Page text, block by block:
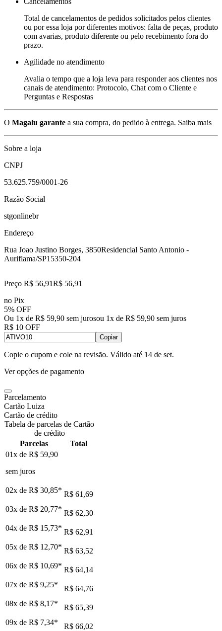
Total de cancelamentos de pedidos solicitados pelos clientes
ou por essa loja por diferentes motivos: falta de peças, produto
com avarias, produto diferente ou pelo recebimento fora do
prazo.
Agilidade no atendimento
Avalia o tempo que a loja leva para responder aos clientes nos
canais de atendimento: Protocolo, Chat com o Cliente e
Perguntas e Respostas
O Magalu garante a sua compra, do pedido à entrega. Saiba mais
Sobre a loja
CNPJ
53.625.759/0001-26
Razão Social
stgonlinebr
Endereço
Rua Joao Justino Borges, 3850Residencial Santo Antonio -
Auriflama/SP15350-204
Preço R$ 56,91R$ 56,91
no Pix
5% OFF
Ou 1x de R$ 59,90 sem jurosou 1x de R$ 59,90 sem juros
R$ 10 OFF
Copiar
Copie o cupom e cole na revisão. Válido até 14 de set.
Ver opções de pagamento
Parcelamento
Cartão Luiza
Cartão de crédito
Tabela de parcelas de Cartão
de crédito
Parcelas
Total
01x de R$ 59,90
sem juros
02x de R$ 30,85* R$ 61,69
03x de R$ 20,77* R$ 62,30
04x de R$ 15,73* R$ 62,91
05x de R$ 12,70* R$ 63,52
06x de R$ 10,69* R$ 64,14
07x de R$ 9,25*
R$ 64,76
08x de R$ 8,17*
R$ 65,39
09x de R$ 7,34*
R$ 66,02